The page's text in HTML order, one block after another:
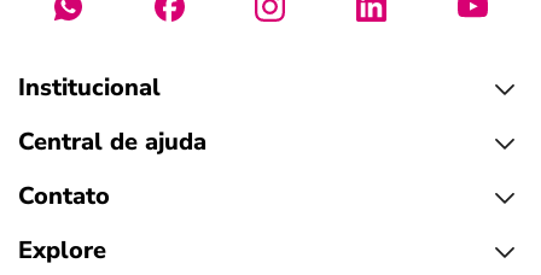
Institucional
Central de ajuda
Contato
Explore